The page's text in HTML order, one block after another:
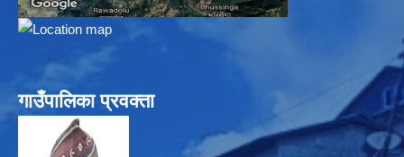
गाउँपालिका प्रवक्ता